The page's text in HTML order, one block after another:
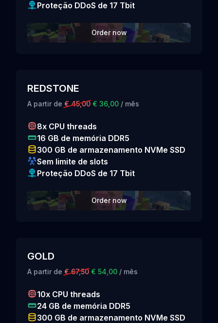
Proteção DDoS de 17 Tbit
Order now
REDSTONE
A partir de € 45,00 € 36,00 / mês
8x CPU threads
16 GB de memória DDR5
300 GB de armazenamento NVMe SSD
Sem limite de slots
Proteção DDoS de 17 Tbit
Order now
GOLD
A partir de € 67,50 € 54,00 / mês
10x CPU threads
24 GB de memória DDR5
300 GB de armazenamento NVMe SSD